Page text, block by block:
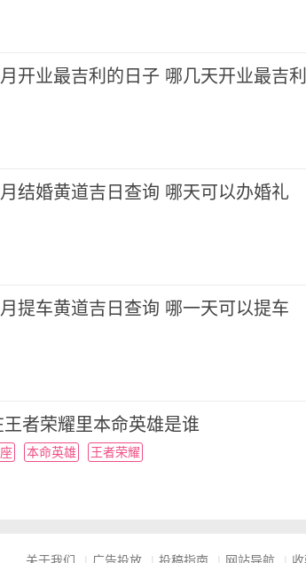
开业最吉利的日子 哪几天开业最吉利
结婚黄道吉日查询 哪天可以办婚礼
提车黄道吉日查询 哪一天可以提车
王者荣耀里本命英雄是谁
本命英雄 王者荣耀